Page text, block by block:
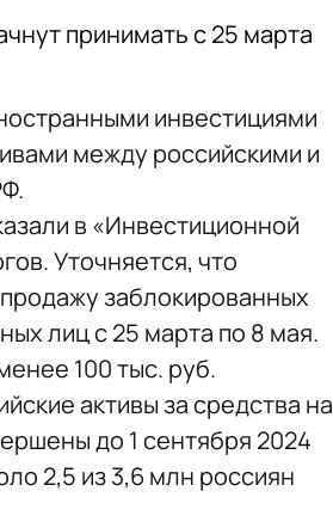
принимать с 25 марта
инвестициями
между российскими и
в «Инвестиционной
Уточняется, что
заблокированных
лиц с 25 марта по 8 мая.
100 тыс. руб.
активы за средства на
до 1 сентября 2024
2,5 из 3,6 млн россиян